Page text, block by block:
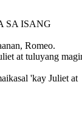
SA ISANG
Romeo.
at tuluyang
'kay Juliet at